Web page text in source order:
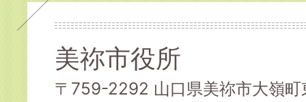
美祢市役所
〒759-2292 山口県美祢市大嶺